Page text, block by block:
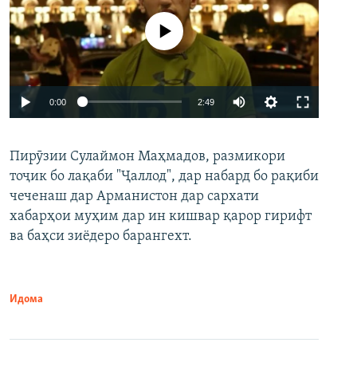
Auto 240p 360p 480p
720p 1080p
Феълан кор намекунад
0:00 2:49
360p
480p
Пирӯзии Сулаймон Маҳмадов, размикори
тоҷик бо лақаби "Ҷаллод", дар набард бо рақиби
чеченаш дар Арманистон дар сархати
хабарҳои муҳим дар ин кишвар қарор гирифт
ва баҳси зиёдеро барангехт.
Идома